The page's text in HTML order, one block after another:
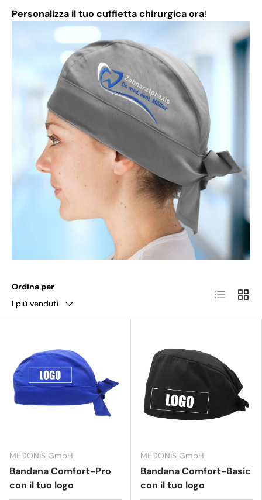
Personalizza il tuo cuffietta chirurgica ora!
Ordina per
I più venduti
Lista
MEDONiS GmbH
Bandana Comfort-Pro
con il tuo logo
MEDONiS GmbH
Bandana Comfort-Basic
con il tuo logo